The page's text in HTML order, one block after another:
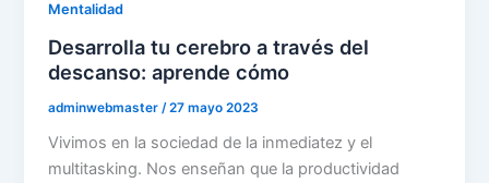
Mentalidad
Desarrolla tu cerebro a través del
descanso: aprende cómo
adminwebmaster /27 mayo 2023
Vivimos en la sociedad de la inmediatez y el
multitasking. Nos enseñan que la productividad